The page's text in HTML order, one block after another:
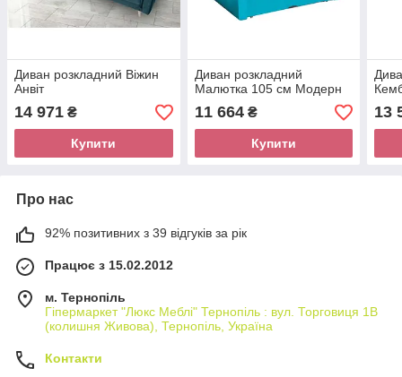
Диван розкладний Віжин
Анвіт
14 971 ₴
Купити
Диван розкладний
Малютка 105 см Модерн
11 664₴
Купити
13
Про нас
92% позитивних з 39 відгуків за рік
Працює з 15.02.2012
м. Тернопіль
Гіпермаркет "Люкс Меблі" Тернопіль : вул. Торговиця 1В
(колишня Живова), Тернопіль, Україна
Контакти